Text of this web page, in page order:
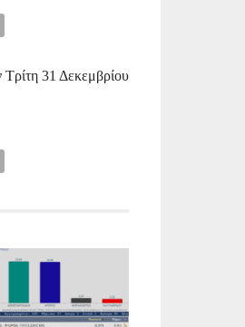
31 Δεκεμβρίου